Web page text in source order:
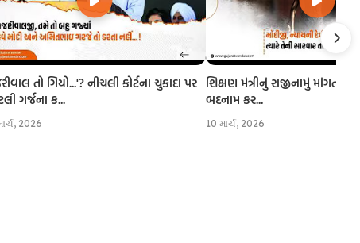
તો ગિયો...'? નીચલી કોર્ટના ચુકાદા પર
ગર્જના ક...
2026
શિક્ષણ મંત્રીનું રાજીનામું માંગતા
બદનામ કર...
10 માર્ચ, 2026